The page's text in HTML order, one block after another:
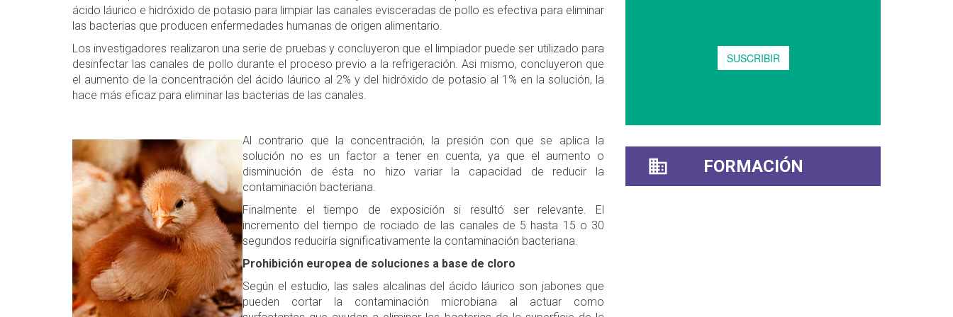
ácido láurico e hidróxido de potasio para limpiar las canales evisceradas de pollo es efectiva para eliminar
las bacterias que producen enfermedades humanas de origen alimentario.
Los investigadores realizaron una serie de pruebas y concluyeron que el limpiador puede ser utilizado para
desinfectar las canales de pollo durante el proceso previo a la refrigeración. Asi mismo, concluyeron que
el aumento de la concentración del ácido láurico al 2% y del hidróxido de potasio al 1% en la solución, la
hace más eficaz para eliminar las bacterias de las canales.
Al contrario que la concentración, la presión con que se aplica la
solución no es un factor a tener en cuenta, ya que el aumento o
disminución de ésta no hizo variar la capacidad de reducir la
contaminación bacteriana.
Finalmente el tiempo de exposición si resultó ser relevante. El
incremento del tiempo de rociado de las canales de 5 hasta 15 o 30
segundos reduciría significativamente la contaminación bacteriana.
Prohibición europea de soluciones a base de cloro
Según el estudio, las sales alcalinas del ácido láurico son jabones que
pueden cortar la contaminación microbiana al actuar como
FORMACIÓN